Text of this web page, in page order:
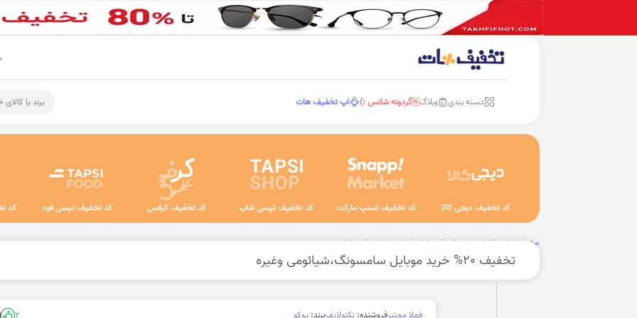
دسته بندی وبلاگ گردونه شانس :) اپ تخفیف هات برند یا
کد تخفیف دیجی کالا کد تخفیف اسنپ مارکت کد تخفیف تپسی شاپ کد تخفیف کرفس کد تخفیف تپسی فود کد
صفحه اصلی لوازم دیجیتال موبایل، فبلت و تبلت موبایل
تخفیف 20% خرید موبایل سامسونگ،شیائومی وغیره
فعلا معتبرفروشنده:تکنولایفبرند:پوکو 2